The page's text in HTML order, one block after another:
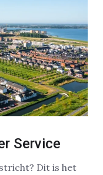
Service
Dit is het